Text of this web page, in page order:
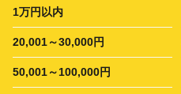
1万円以内
20,001～30,000円
50,001～100,000円